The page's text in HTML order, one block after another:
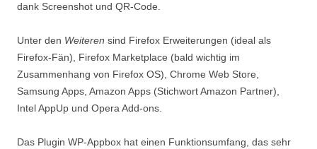
dank Screenshot und QR-Code.
Unter den Weiteren sind Firefox Erweiterungen (ideal als
Firefox-Fän), Firefox Marketplace (bald wichtig im
Zusammenhang von Firefox OS), Chrome Web Store,
Samsung Apps, Amazon Apps (Stichwort Amazon Partner),
Intel AppUp und Opera Add-ons.
Das Plugin WP-Appbox hat einen Funktionsumfang, das sehr